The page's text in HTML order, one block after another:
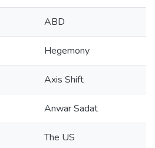
ABD
Hegemony
Axis Shift
Anwar Sadat
The US